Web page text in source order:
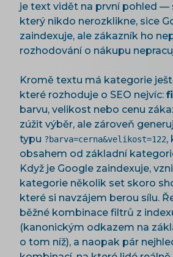
je text vidět na první pohled —
který nikdo nerozklikne, sice
zaindexuje, ale zákazník ho
rozhodování o nákupu
Kromě textu má kategorie
které rozhoduje o SEO nejvíc:
barvu, velikost nebo cenu
zúžit výběr, ale zároveň
typu ?barva=cerna&velikost=122,
obsahem od základní
Když je Google zaindexuje,
kategorie několik set skoro
které si navzájem berou sílu.
běžné kombinace filtrů z
(kanonickým odkazem na
o tom níž), a naopak pár